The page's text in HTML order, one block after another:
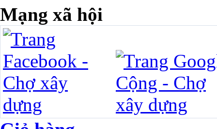
Mạng xã hội